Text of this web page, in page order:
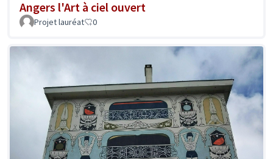
Angers l'Art à ciel ouvert
Projet lauréat 0